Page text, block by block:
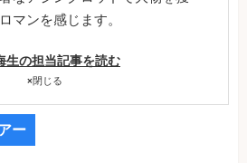
マンを感じます。
生の担当記事を読む
×閉じる
ー